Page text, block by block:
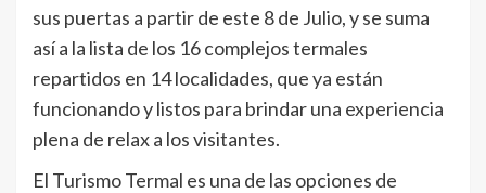
sus puertas a partir de este 8 de Julio, y se suma
así a la lista de los 16 complejos termales
repartidos en 14 localidades, que ya están
funcionando y listos para brindar una experiencia
plena de relax a los visitantes.
El Turismo Termal es una de las opciones de